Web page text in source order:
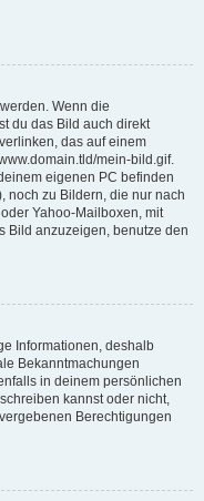
Wenn die
du das Bild auch direkt
das auf einem
mein-bild.gif.
eigenen PC befinden
noch zu Bildern, die nur nach
Yahoo-Mailboxen, mit
Bild anzuzeigen, benutze den
Informationen, deshalb
Bekanntmachungen
in deinem persönlichen
kannst oder nicht,
Berechtigungen